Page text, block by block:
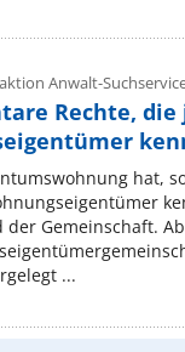
Anwalt-
Rechte, die
hat,
der Gemeinschaft.
...